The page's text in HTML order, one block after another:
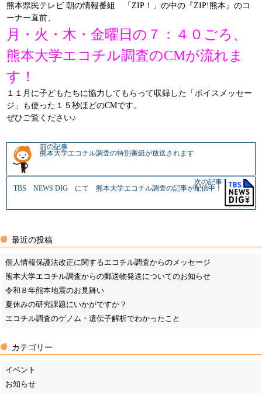
熊本県民テレビ 朝の情報番組 「ZIP！」の中の『ZIP!熊本』のコ
ーナー直前、
月・火・木・金曜日の７：４０ごろ、
熊本大学エコチル調査のCMが流れま
す！
１１月に子どもたちに協力してもらって収録した「ボイスメッセー
ジ」も使った１５秒ほどのCMです。
ぜひご覧ください♪
前の記事
熊本大学エコチル調査の特別番組が放送されます
次の記事
TBS NEWS DIG にて 熊本大学エコチル調査の記事が配信中！
最近の投稿
個人情報保護法改正に関するエコチル調査からのメッセージ
熊本大学エコチル調査からの郵送物発送についてのお知らせ
令和８年熊本地震のお見舞い
夏休みの研究課題にいかがですか？
エコチル調査のゲノム・遺伝子解析でわかったこと
カテゴリー
イベント
お知らせ